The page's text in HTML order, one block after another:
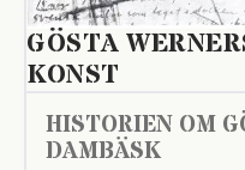
GÖSTA
KONST
HISTORIEN OM
DAMBÄSK